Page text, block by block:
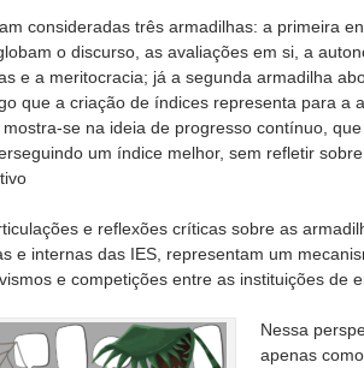
consideradas três armadilhas: a primeira
o discurso, as avaliações em si, a
e a meritocracia; já a segunda armadilha
que a criação de índices representa para a
se na ideia de progresso contínuo,
um índice melhor, sem refletir
e reflexões críticas sobre as
e internas das IES, representam um
e competições entre as instituições de
Nessa
apenas